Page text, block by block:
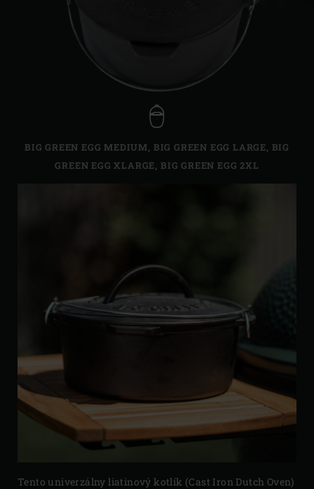
BIG GREEN EGG MEDIUM, BIG GREEN EGG LARGE, BIG
GREEN EGG XLARGE, BIG GREEN EGG 2XL
Tento univerzálny liatinový kotlík (Cast Iron Dutch Oven)